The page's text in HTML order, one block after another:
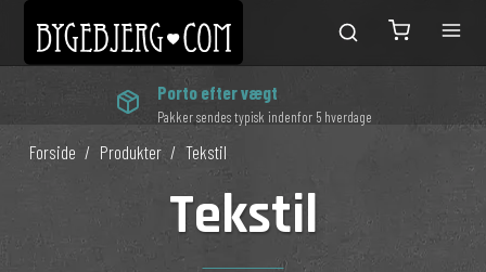
Porto efter vægt
Pakker sendes typisk indenfor 5 hverdage
Forside / Produkter / Tekstil
Tekstil